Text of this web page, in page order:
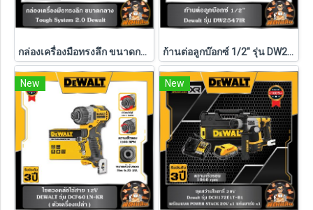
กล่องเครื่องมือทรงลึก ขนาดกลาง TOUGH SYSTEM Dewalt รุ่น DWST83294-1 ก้านต่อลูกบ๊อกซ์ 1/2" รุ่น DW2547IR G DEWALT
New New